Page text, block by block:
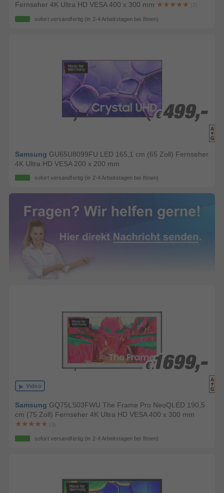
Fernseher 4K Ultra HD VESA 400 x 300 mm
(2)
sofort versandfertig (in 2-4 Arbeitstagen bei Ihnen)
€ 499,-
€ 499,-
Samsung GU65U8099FU LED 165,1 cm (65 Zoll) Fernseher
4K Ultra HD VESA 200 x 200 mm
sofort versandfertig (in 2-4 Arbeitstagen bei Ihnen)
Video
€ 1699,-
€ 1699,-
Samsung GQ75LS03FWU The Frame Pro NeoQLED 190,5
cm (75 Zoll) Fernseher 4K Ultra HD VESA 400 x 300 mm
(3)
sofort versandfertig (in 2-4 Arbeitstagen bei Ihnen)